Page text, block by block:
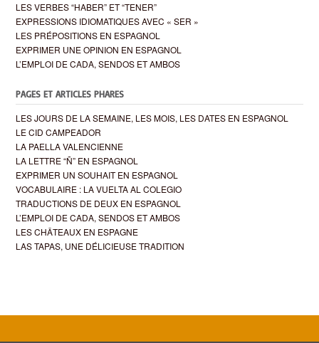
LES VERBES “HABER” ET “TENER”
EXPRESSIONS IDIOMATIQUES AVEC « SER »
LES PRÉPOSITIONS EN ESPAGNOL
EXPRIMER UNE OPINION EN ESPAGNOL
L’EMPLOI DE CADA, SENDOS ET AMBOS
PAGES ET ARTICLES PHARES
LES JOURS DE LA SEMAINE, LES MOIS, LES DATES EN ESPAGNOL
LE CID CAMPEADOR
LA PAELLA VALENCIENNE
LA LETTRE “Ñ” EN ESPAGNOL
EXPRIMER UN SOUHAIT EN ESPAGNOL
VOCABULAIRE : LA VUELTA AL COLEGIO
TRADUCTIONS DE DEUX EN ESPAGNOL
L’EMPLOI DE CADA, SENDOS ET AMBOS
LES CHÂTEAUX EN ESPAGNE
LAS TAPAS, UNE DÉLICIEUSE TRADITION